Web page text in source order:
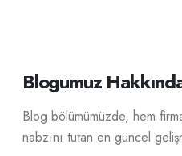
Blogumuz
Blog bölümümüzde, hem
nabzını tutan en güncel